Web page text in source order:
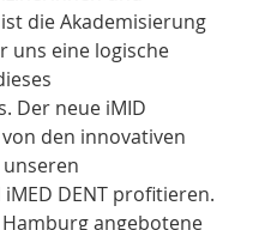
die Akademisierung
uns eine logische
Der neue iMID
den innovativen
DENT profitieren.
angebotene